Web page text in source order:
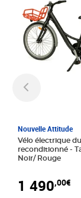
Nouvelle Attitude
Vélo électrique
reconditionné - Taille normale -
Noir/ Rouge
1 490,00€